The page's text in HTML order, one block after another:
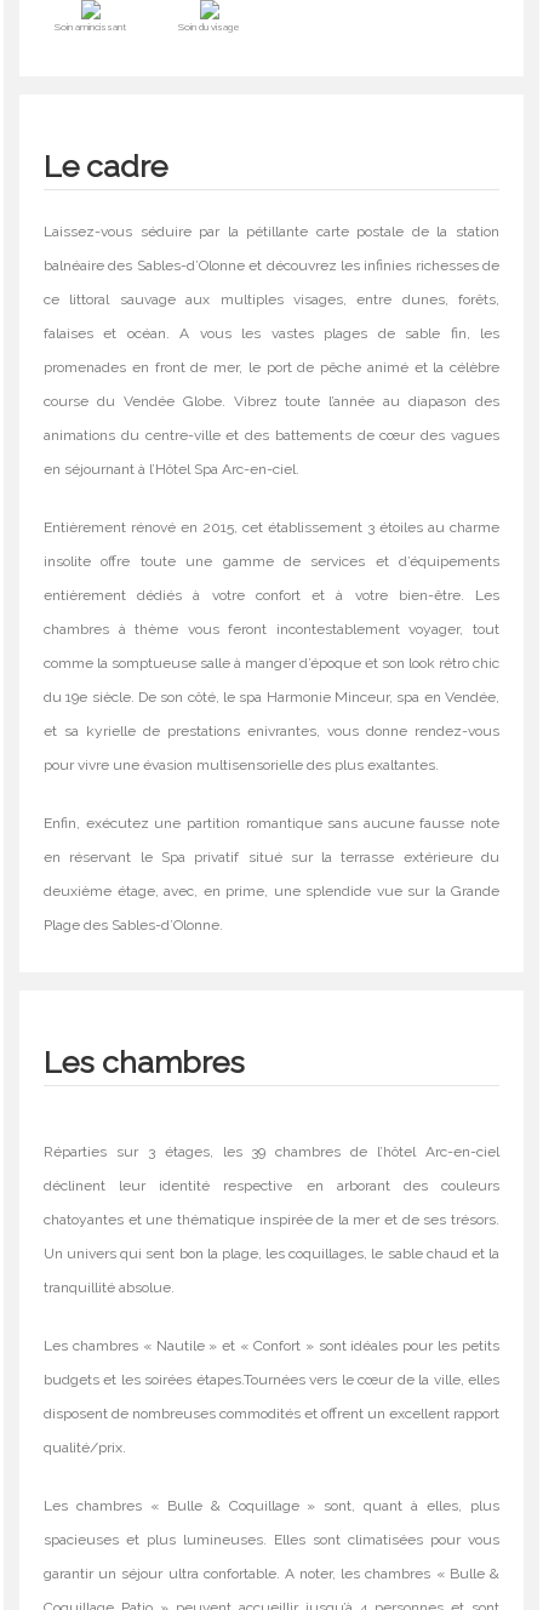
Soin amincissant Soin du visage
Le cadre
Laissez-vous séduire par la pétillante carte postale de la station
balnéaire des Sables-d’Olonne et découvrez les infinies richesses de
ce littoral sauvage aux multiples visages, entre dunes, forêts,
falaises et océan. A vous les vastes plages de sable fin, les
promenades en front de mer, le port de pêche animé et la célèbre
course du Vendée Globe. Vibrez toute l’année au diapason des
animations du centre-ville et des battements de cœur des vagues
en séjournant à l’Hôtel Spa Arc-en-ciel.
Entièrement rénové en 2015, cet établissement 3 étoiles au charme
insolite offre toute une gamme de services et d’équipements
entièrement dédiés à votre confort et à votre bien-être. Les
chambres à thème vous feront incontestablement voyager, tout
comme la somptueuse salle à manger d’époque et son look rétro chic
du 19e siècle. De son côté, le spa Harmonie Minceur, spa en Vendée,
et sa kyrielle de prestations enivrantes, vous donne rendez-vous
pour vivre une évasion multisensorielle des plus exaltantes.
Enfin, exécutez une partition romantique sans aucune fausse note
en réservant le Spa privatif situé sur la terrasse extérieure du
deuxième étage, avec, en prime, une splendide vue sur la Grande
Plage des Sables-d’Olonne.
Les chambres
Réparties sur 3 étages, les 39 chambres de l’hôtel Arc-en-ciel
déclinent leur identité respective en arborant des couleurs
chatoyantes et une thématique inspirée de la mer et de ses trésors.
Un univers qui sent bon la plage, les coquillages, le sable chaud et la
tranquillité absolue.
Les chambres « Nautile » et « Confort » sont idéales pour les petits
budgets et les soirées étapes.Tournées vers le cœur de la ville, elles
disposent de nombreuses commodités et offrent un excellent rapport
qualité/prix.
Les chambres « Bulle & Coquillage » sont, quant à elles, plus
spacieuses et plus lumineuses. Elles sont climatisées pour vous
garantir un séjour ultra confortable. A noter, les chambres « Bulle &